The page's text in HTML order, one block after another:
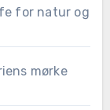
for natur og
mørke